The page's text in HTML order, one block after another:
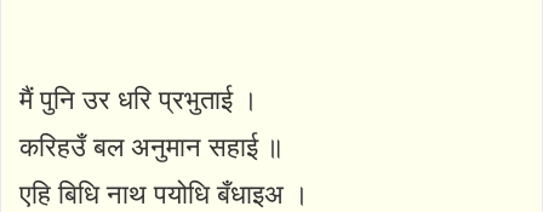
मैं पुनि उर धरि प्रभुताई ।
करिहउँ बल अनुमान सहाई ॥
एहि बिधि नाथ पयोधि बँधाइअ ।